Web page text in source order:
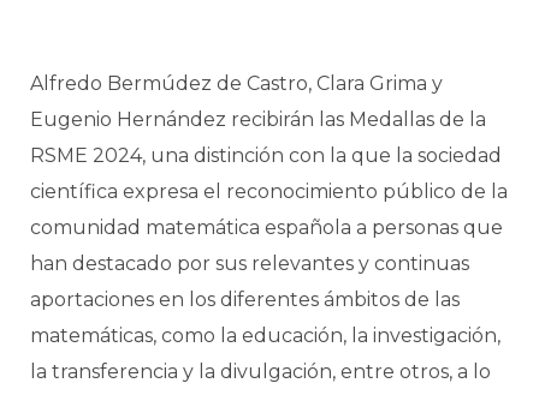
Alfredo Bermúdez de Castro, Clara Grima y
Eugenio Hernández recibirán las Medallas de la
RSME 2024, una distinción con la que la sociedad
científica expresa el reconocimiento público de la
comunidad matemática española a personas que
han destacado por sus relevantes y continuas
aportaciones en los diferentes ámbitos de las
matemáticas, como la educación, la investigación,
la transferencia y la divulgación, entre otros, a lo